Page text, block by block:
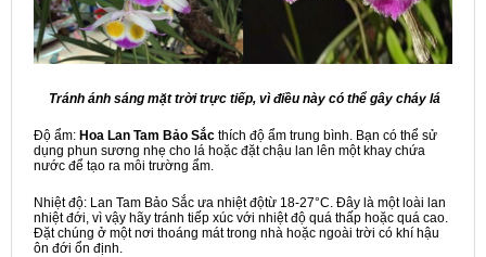
Tránh ánh sáng mặt trời trực tiếp, vì điều này có thể gây cháy lá
Độ ẩm: Hoa Lan Tam Bảo Sắc thích độ ẩm trung bình. Bạn có thể sử
dụng phun sương nhẹ cho lá hoặc đặt chậu lan lên một khay chứa
nước để tạo ra môi trường ẩm.
Nhiệt độ: Lan Tam Bảo Sắc ưa nhiệt độtừ 18-27°C. Đây là một loài lan
nhiệt đới, vì vậy hãy tránh tiếp xúc với nhiệt độ quá thấp hoặc quá cao.
Đặt chúng ở một nơi thoáng mát trong nhà hoặc ngoài trời có khí hậu
ôn đới ổn định.